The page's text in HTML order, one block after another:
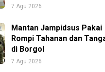
7 Agu 2026
Mantan Jampidsus Pakai
Rompi Tahanan dan
di Borgol
7 Agu 2026